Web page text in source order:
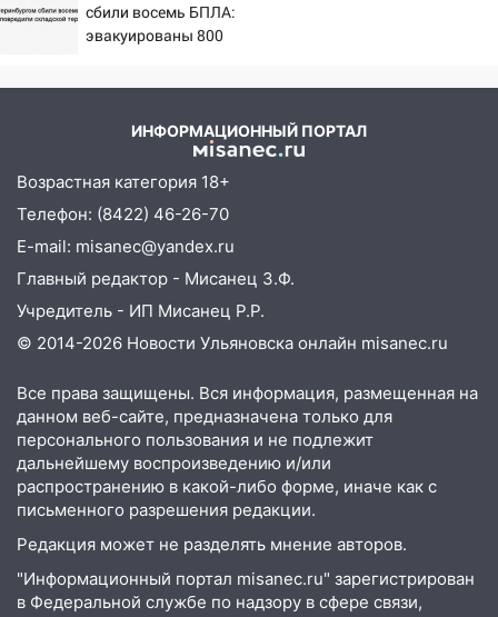
посвящённый Дню воздушного флота
России
руководителя частной компании
наказали за сокрытие прошлого своего
сотрудник
18:02 В Ульяновск едут звезды
баскетбола!
17:08 Ульяновский областной суд
оставил в силе приговор руководству
«УльяновскФармации» за махинации на
3,2 млн рублей
Ульяновска успешно выступили на
Чемпионате России
16:02 В Ульяновской области убрали
более 28% площадей зерновых и
зернобобовых культур
15:51
Бросила кирпич в жену брата: в
Ульяновской области завели дело на
агрессивную женщину
сбили восемь БПЛА:
эвакуированы 800
ИНФОРМАЦИОННЫЙ ПОРТАЛ
Возрастная категория 18+
Телефон: (8422) 46-26-70
E-mail: misanec@yandex.ru
Главный редактор - Мисанец З.Ф.
Учредитель - ИП Мисанец Р.Р.
© 2014-2026 Новости Ульяновска онлайн misanec.ru
Все права защищены. Вся информация, размещенная на
данном веб-сайте, предназначена только для
персонального пользования и не подлежит
дальнейшему воспроизведению и/или
распространению в какой-либо форме, иначе как с
письменного разрешения редакции.
Редакция может не разделять мнение авторов.
"Информационный портал misanec.ru" зарегистрирован
в Федеральной службе по надзору в сфере связи,